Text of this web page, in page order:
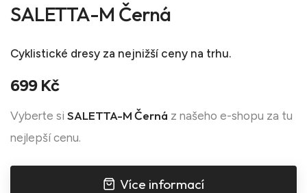
SALETTA-M Černá
Cyklistické dresy za nejnižší ceny na trhu.
699 Kč
Vyberte si SALETTA-M Černá z našeho e-shopu za tu
nejlepší cenu.
Více informací